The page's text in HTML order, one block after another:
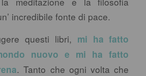
incredibile fonte di pace.
questi libri, mi ha fatto
nuovo e mi ha fatto
. Tanto che ogni volta che